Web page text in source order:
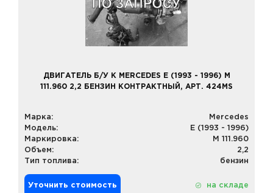
ДВИГАТЕЛЬ Б/У К MERCEDES E (1993 - 1996) M
111.960 2,2 БЕНЗИН КОНТРАКТНЫЙ, АРТ. 424MS
Марка:
Mercedes
Модель:
E (1993 - 1996)
Маркировка:
M 111.960
Объем:
2,2
Тип топлива:
бензин
Уточнить стоимость на складе